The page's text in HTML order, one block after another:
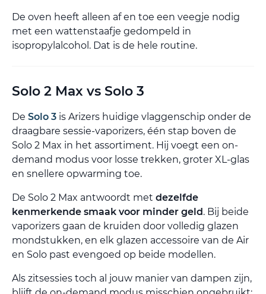
De oven heeft alleen af en toe een veegje nodig
met een wattenstaafje gedompeld in
isopropylalcohol. Dat is de hele routine.
Solo 2 Max vs Solo 3
De Solo 3 is Arizers huidige vlaggenschip onder de
draagbare sessie-vaporizers, één stap boven de
Solo 2 Max in het assortiment. Hij voegt een on-
demand modus voor losse trekken, groter XL-glas
en snellere opwarming toe.
De Solo 2 Max antwoordt met dezelfde
kenmerkende smaak voor minder geld. Bij beide
vaporizers gaan de kruiden door volledig glazen
mondstukken, en elk glazen accessoire van de Air
en Solo past evengoed op beide modellen.
Als zitsessies toch al jouw manier van dampen zijn,